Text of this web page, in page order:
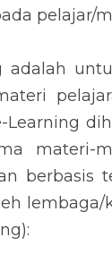
pelajar/
adalah
materi-
berbasis